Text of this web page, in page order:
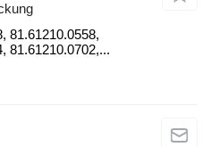
81.61210.0558,
81.61210.0702,...